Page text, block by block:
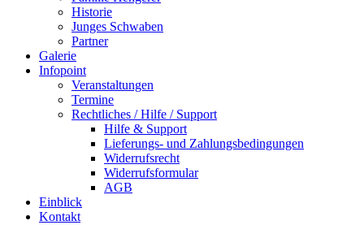
Historie
Junges Schwaben
Partner
Galerie
Infopoint
Veranstaltungen
Termine
Rechtliches / Hilfe / Support
Hilfe & Support
Lieferungs- und Zahlungsbedingungen
Widerrufsrecht
Widerrufsformular
AGB
Einblick
Kontakt